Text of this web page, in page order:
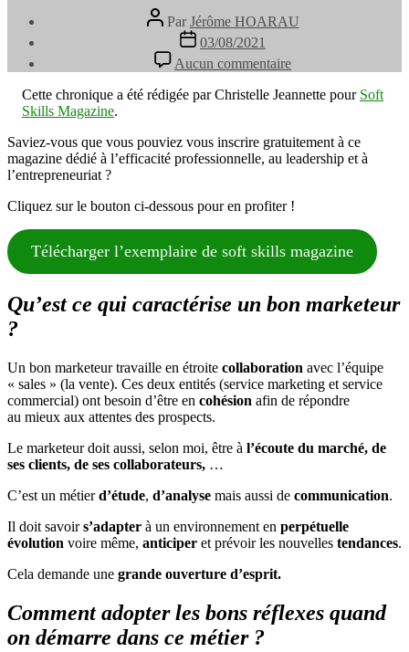
Auteur
de
l’article
Par Jérôme HOARAU
Date
l’article
03/08/2021
Aucun commentaire
Apprendre
efficacement
Mind
Mapping
Cette chronique a été rédigée par Christelle Jeannette pour Soft
Skills Magazine.
Saviez-vous que vous pouviez vous inscrire gratuitement à ce
magazine dédié à l’efficacité professionnelle, au leadership et à
l’entrepreneuriat ?
Cliquez sur le bouton ci-dessous pour en profiter !
Télécharger l’exemplaire de soft skills magazine
Qu’est ce qui caractérise un bon marketeur
?
Un bon marketeur travaille en étroite collaboration avec l’équipe
« sales » (la vente). Ces deux entités (service marketing et service
commercial) ont besoin d’être en cohésion afin de répondre
au mieux aux attentes des prospects.
Le marketeur doit aussi, selon moi, être à l’écoute du marché, de
ses clients, de ses collaborateurs, …
C’est un métierd’étude, d’analyse mais aussi de communication.
Il doit savoirs’adapter à un environnement en perpétuelle
évolution voire même, anticiper et prévoir les nouvelles tendances.
Cela demande une grande ouverture d’esprit.
Comment adopter les bons réflexes quand
on démarre dans ce métier ?